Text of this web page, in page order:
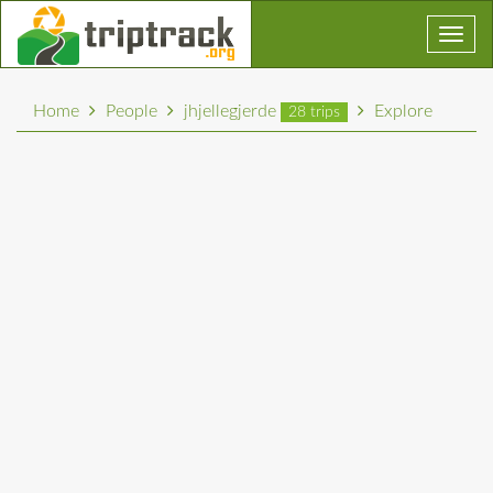
Home People jhjellegjerde 28 trips Explore